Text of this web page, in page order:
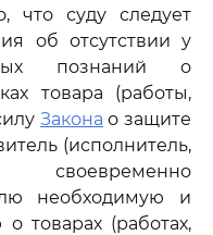
что суду следует
об отсутствии у
познаний о
товара (работы,
Закона о защите
(исполнитель,
необходимую и
товарах (работах,